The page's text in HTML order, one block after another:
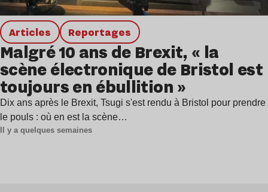
Articles Reportages
Malgré 10 ans de Brexit, « la
scène électronique de Bristol est
toujours en ébullition »
Dix ans après le Brexit, Tsugi s'est rendu à Bristol pour prendre
le pouls : où en est la scène…
Il y a quelques semaines